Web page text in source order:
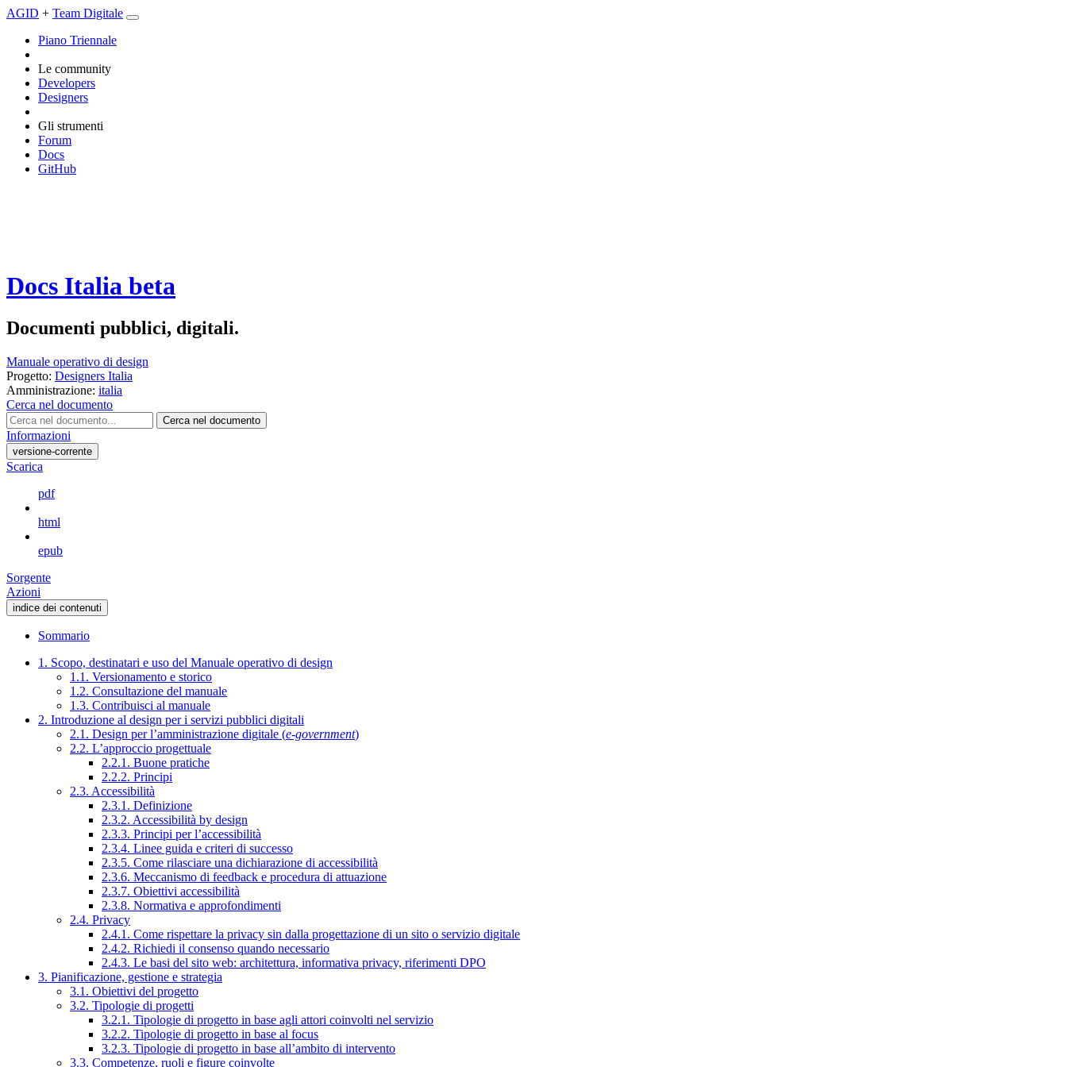
AGID + Team Digitale
Piano Triennale
Le community
Developers
Designers
Gli strumenti
Forum
Docs
GitHub
Docs Italia beta
Documenti pubblici, digitali.
Manuale operativo di design
Progetto: Designers Italia
Amministrazione: italia
Cerca nel documento
Cerca nel documento
Informazioni
versione-corrente
Scarica
pdf
html
epub
Sorgente
Azioni
indice dei contenuti
Sommario
1. Scopo, destinatari e uso del Manuale operativo di design
1.1. Versionamento e storico
1.2. Consultazione del manuale
1.3. Contribuisci al manuale
2. Introduzione al design per i servizi pubblici digitali
2.1. Design per l’amministrazione digitale (e-government)
2.2. L’approccio progettuale
2.2.1. Buone pratiche
2.2.2. Principi
2.3. Accessibilità
2.3.1. Definizione
2.3.2. Accessibilità by design
2.3.3. Principi per l’accessibilità
2.3.4. Linee guida e criteri di successo
2.3.5. Come rilasciare una dichiarazione di accessibilità
2.3.6. Meccanismo di feedback e procedura di attuazione
2.3.7. Obiettivi accessibilità
2.3.8. Normativa e approfondimenti
2.4. Privacy
2.4.1. Come rispettare la privacy sin dalla progettazione di un sito o servizio digitale
2.4.2. Richiedi il consenso quando necessario
2.4.3. Le basi del sito web: architettura, informativa privacy, riferimenti DPO
3. Pianificazione, gestione e strategia
3.1. Obiettivi del progetto
3.2. Tipologie di progetti
3.2.1. Tipologie di progetto in base agli attori coinvolti nel servizio
3.2.2. Tipologie di progetto in base al focus
3.2.3. Tipologie di progetto in base all’ambito di intervento
3.3. Competenze, ruoli e figure coinvolte